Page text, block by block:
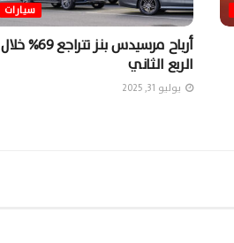
سيارات
أرباح مرسيدس بنز تتراجع 69% خلال
الربع الثاني
يوليو 31, 2025